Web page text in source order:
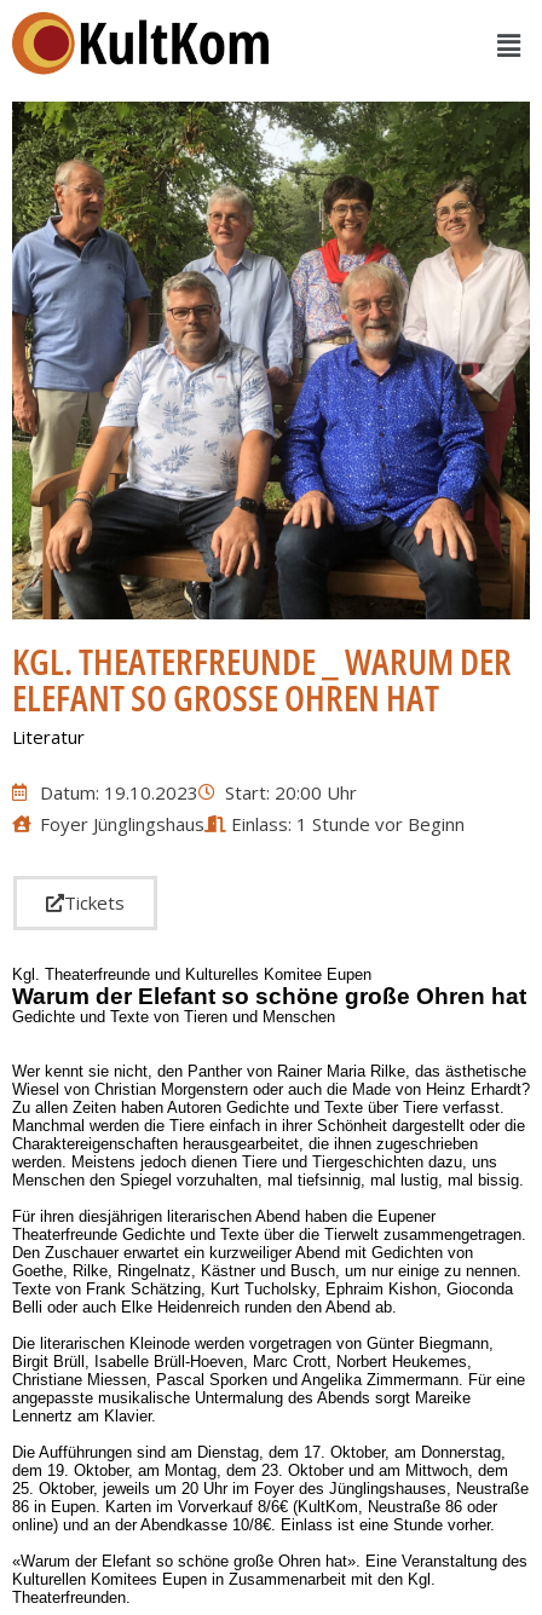
KGL. THEATERFREUNDE _ WARUM DER
ELEFANT SO GROSSE OHREN HAT
Literatur
Datum: 19.10.2023
Start: 20:00 Uhr
Foyer Jünglingshaus
Einlass: 1 Stunde vor Beginn
Tickets
Kgl. Theaterfreunde und Kulturelles Komitee Eupen
Warum der Elefant so schöne große Ohren hat
Gedichte und Texte von Tieren und Menschen
Wer kennt sie nicht, den Panther von Rainer Maria Rilke, das ästhetische
Wiesel von Christian Morgenstern oder auch die Made von Heinz Erhardt?
Zu allen Zeiten haben Autoren Gedichte und Texte über Tiere verfasst.
Manchmal werden die Tiere einfach in ihrer Schönheit dargestellt oder die
Charaktereigenschaften herausgearbeitet, die ihnen zugeschrieben
werden. Meistens jedoch dienen Tiere und Tiergeschichten dazu, uns
Menschen den Spiegel vorzuhalten, mal tiefsinnig, mal lustig, mal bissig.
Für ihren diesjährigen literarischen Abend haben die Eupener
Theaterfreunde Gedichte und Texte über die Tierwelt zusammengetragen.
Den Zuschauer erwartet ein kurzweiliger Abend mit Gedichten von
Goethe, Rilke, Ringelnatz, Kästner und Busch, um nur einige zu nennen.
Texte von Frank Schätzing, Kurt Tucholsky, Ephraim Kishon, Gioconda
Belli oder auch Elke Heidenreich runden den Abend ab.
Die literarischen Kleinode werden vorgetragen von Günter Biegmann,
Birgit Brüll, Isabelle Brüll-Hoeven, Marc Crott, Norbert Heukemes,
Christiane Miessen, Pascal Sporken und Angelika Zimmermann. Für eine
angepasste musikalische Untermalung des Abends sorgt Mareike
Lennertz am Klavier.
Die Aufführungen sind am Dienstag, dem 17. Oktober, am Donnerstag,
dem 19. Oktober, am Montag, dem 23. Oktober und am Mittwoch, dem
25. Oktober, jeweils um 20 Uhr im Foyer des Jünglingshauses, Neustraße
86 in Eupen. Karten im Vorverkauf 8/6€ (KultKom, Neustraße 86 oder
online) und an der Abendkasse 10/8€. Einlass ist eine Stunde vorher.
«Warum der Elefant so schöne große Ohren hat». Eine Veranstaltung des
Kulturellen Komitees Eupen in Zusammenarbeit mit den Kgl.
Theaterfreunden.